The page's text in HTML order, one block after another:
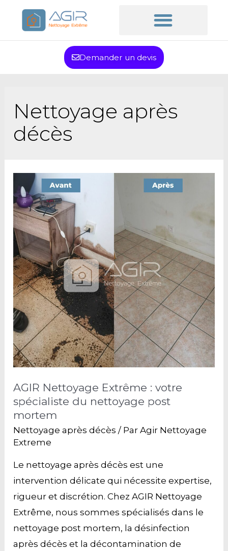
Demander un devis
Nettoyage après
décès
AGIR Nettoyage Extrême : votre
spécialiste du nettoyage post
mortem
Nettoyage après décès / ParAgir Nettoyage
Extreme
Le nettoyage après décès est une
intervention délicate qui nécessite expertise,
rigueur et discrétion. Chez AGIR Nettoyage
Extrême, nous sommes spécialisés dans le
nettoyage post mortem, la désinfection
après décès et la décontamination de